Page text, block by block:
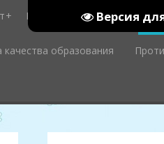
Версия
Родительский уголок
качества образования